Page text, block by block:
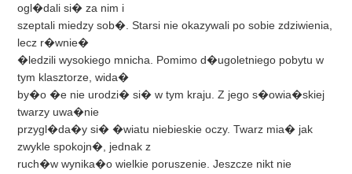
ogl�dali si� za nim i
szeptali miedzy sob�. Starsi nie okazywali po sobie zdziwienia,
lecz r�wnie�
�ledzili wysokiego mnicha. Pomimo d�ugoletniego pobytu w
tym klasztorze, wida�
by�o �e nie urodzi� si� w tym kraju. Z jego s�owia�skiej
twarzy uwa�nie
przygl�da�y si� �wiatu niebieskie oczy. Twarz mia� jak
zwykle spokojn�, jednak z
ruch�w wynika�o wielkie poruszenie. Jeszcze nikt nie